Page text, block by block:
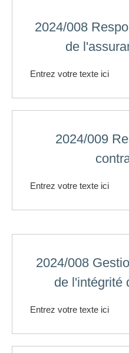
2024/008
de
Entrez votre texte ici
2024/009
Entrez votre texte ici
2024/008
de l'intégrité
Entrez votre texte ici